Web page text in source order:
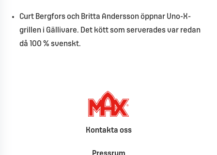
Curt Bergfors och Britta Andersson öppnar Uno-X-
grillen i Gällivare. Det kött som serverades var redan
då 100 % svenskt.
Kontakta oss